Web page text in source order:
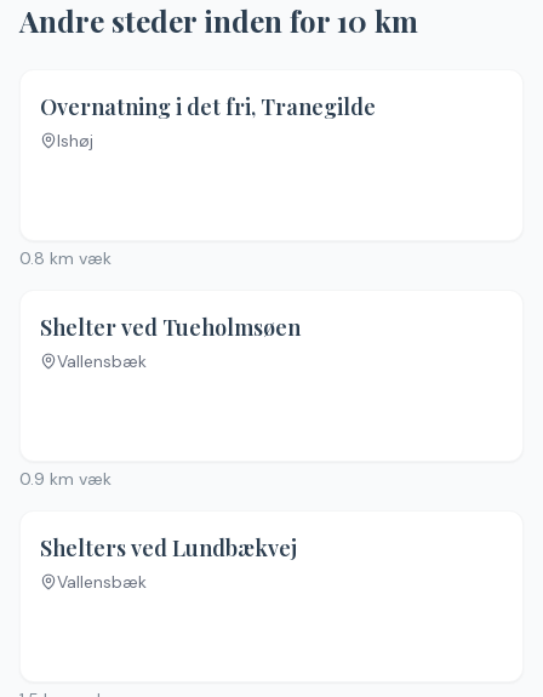
Andre steder inden for10 km
Overnatning i det fri, Tranegilde
Ishøj
0.8 km væk
Shelter ved Tueholmsøen
Vallensbæk
0.9 km væk
Shelters ved Lundbækvej
Vallensbæk